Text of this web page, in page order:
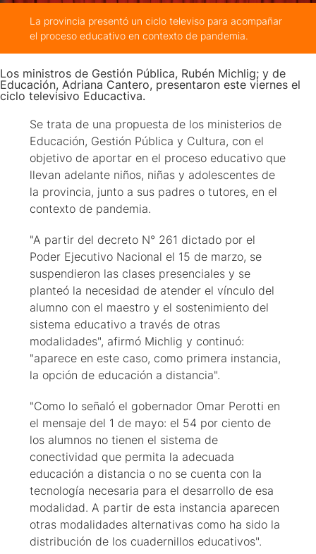
La provincia presentó un ciclo televiso para acompañar
el proceso educativo en contexto de pandemia.
Los ministros de Gestión Pública, Rubén Michlig; y de
Educación, Adriana Cantero, presentaron este viernes el
ciclo televisivo Educactiva.
Se trata de una propuesta de los ministerios de
Educación, Gestión Pública y Cultura, con el
objetivo de aportar en el proceso educativo que
llevan adelante niños, niñas y adolescentes de
la provincia, junto a sus padres o tutores, en el
contexto de pandemia.
"A partir del decreto N° 261 dictado por el
Poder Ejecutivo Nacional el 15 de marzo, se
suspendieron las clases presenciales y se
planteó la necesidad de atender el vínculo del
alumno con el maestro y el sostenimiento del
sistema educativo a través de otras
modalidades", afirmó Michlig y continuó:
"aparece en este caso, como primera instancia,
la opción de educación a distancia".
"Como lo señaló el gobernador Omar Perotti en
el mensaje del 1 de mayo: el 54 por ciento de
los alumnos no tienen el sistema de
conectividad que permita la adecuada
educación a distancia o no se cuenta con la
tecnología necesaria para el desarrollo de esa
modalidad. A partir de esta instancia aparecen
otras modalidades alternativas como ha sido la
distribución de los cuadernillos educativos".